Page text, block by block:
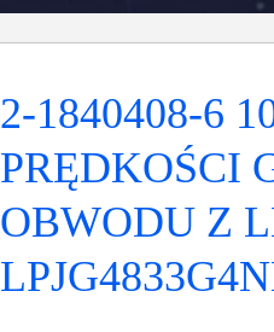
2-1840408-6
PRĘDKOŚCI
OBWODU Z